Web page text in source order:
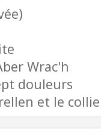
Wrac'h
douleurs
et le